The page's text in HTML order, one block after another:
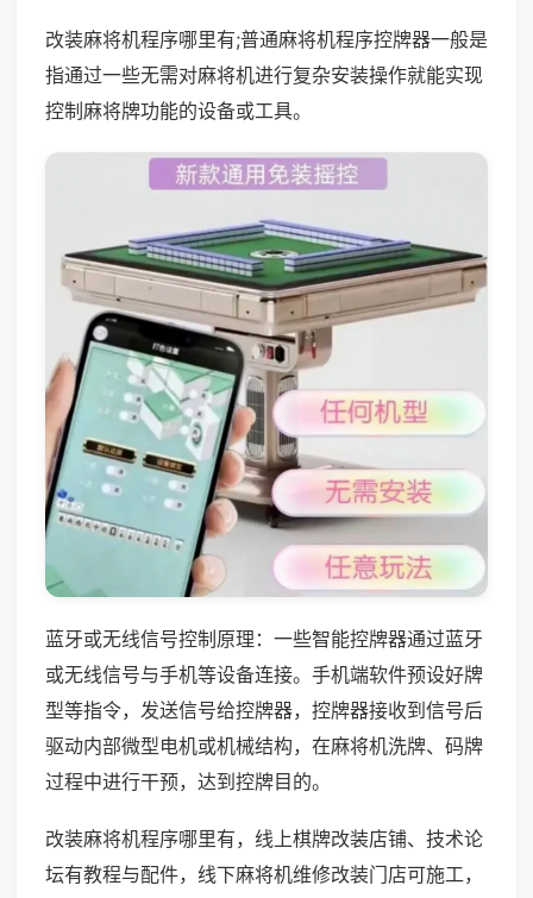
改装麻将机程序哪里有;普通麻将机程序控牌器一般是
指通过一些无需对麻将机进行复杂安装操作就能实现
控制麻将牌功能的设备或工具。
蓝牙或无线信号控制原理：一些智能控牌器通过蓝牙
或无线信号与手机等设备连接。手机端软件预设好牌
型等指令，发送信号给控牌器，控牌器接收到信号后
驱动内部微型电机或机械结构，在麻将机洗牌、码牌
过程中进行干预，达到控牌目的。
改装麻将机程序哪里有，线上棋牌改装店铺、技术论
坛有教程与配件，线下麻将机维修改装门店可施工，